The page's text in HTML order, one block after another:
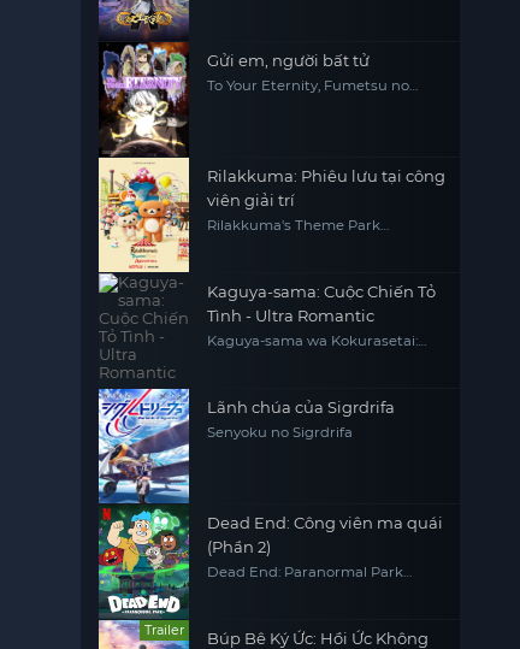
Gửi em, người bất tử
To Your Eternity, Fumetsu no
Rilakkuma: Phiêu lưu tại công
viên giải trí
Rilakkuma's Theme Park
Kaguya-sama: Cuộc Chiến Tỏ
Tình - Ultra Romantic
Kaguya-sama wa Kokurasetai:
Lãnh chúa của Sigrdrifa
Senyoku no Sigrdrifa
Dead End: Công viên ma quái
(Phần 2)
Dead End: Paranormal Park
Trailer
Búp Bê Ký Ức: Hồi Ức Không